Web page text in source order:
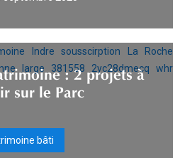
: 2 projets à
sur le Parc
bâti